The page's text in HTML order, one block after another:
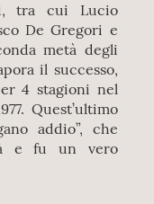
tra cui Lucio
De Gregori e
metà degli
il successo,
4 stagioni nel
Quest’ultimo
addio”, che
e fu un vero